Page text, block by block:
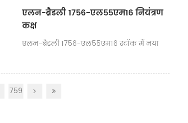
एलन-ब्रैडली 1756-एल55एम16 नियंत्रण
कक्ष
एलन-ब्रैडली 1756-एल55एम16 स्टॉक में नया
759